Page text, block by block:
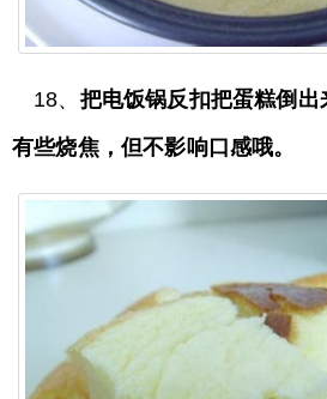
18、 把电饭锅反扣把蛋糕倒
有些烧焦，但不影响口感哦。